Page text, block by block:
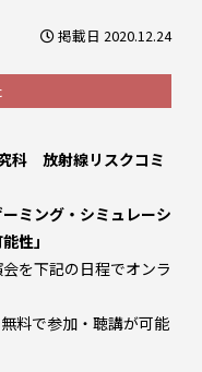
掲載日 2020.12.24
科 放射線リスクコミ
ミング・シミュレーシ
性」
を下記の日程でオンラ
料で参加・聴講が可能